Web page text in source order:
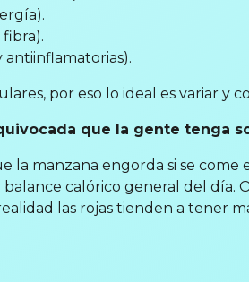
antiinflamatorias).
por eso lo ideal es variar y
que la gente tenga
la manzana engorda si se come
calórico general del día.
las rojas tienden a tener